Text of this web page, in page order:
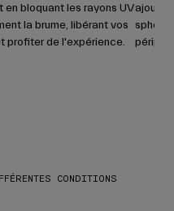
bloquant les rayons UV
la brume, libérant vos
profiter de l'expérience.
ajouté
CONDITIONS